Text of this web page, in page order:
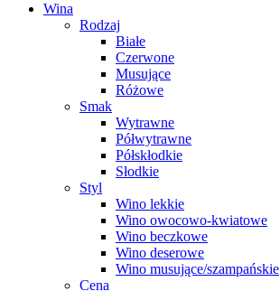
Wina
Rodzaj
Białe
Czerwone
Musujące
Różowe
Smak
Wytrawne
Półwytrawne
Półskłodkie
Słodkie
Styl
Wino lekkie
Wino owocowo-kwiatowe
Wino beczkowe
Wino deserowe
Wino musujące/szampańskie
Cena